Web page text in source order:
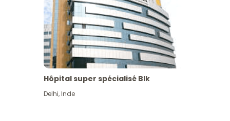
Hôpital super spécialisé Blk
Delhi,Inde